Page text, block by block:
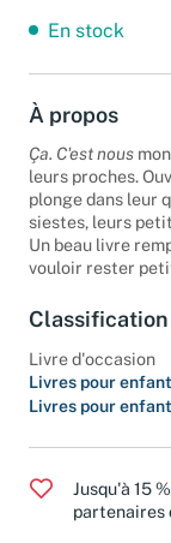
En stock
À propos
Ça. C'est nous
leurs proches.
plonge dans leur
siestes, leurs
Un beau livre
vouloir rester
Classification
Livre d'occasion
Livres pour
Livres pour
Jusqu'à 15